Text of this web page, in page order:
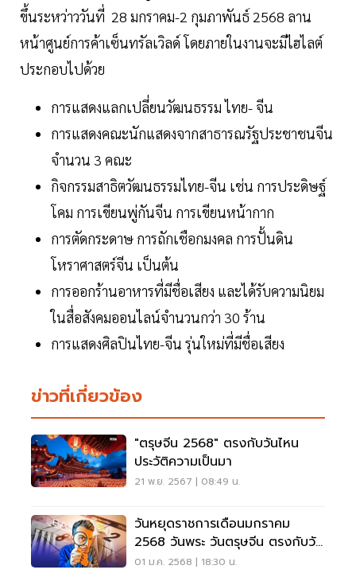
ขึ้นระหว่าววันที่ 28 มกราคม-2 กุมภาพันธ์ 2568 ลาน
หน้าศูนย์การค้าเซ็นทรัลเวิลด์ โดยภายในงานจะมีไฮไลต์
ประกอบไปด้วย
การแสดงแลกเปลี่ยนวัฒนธรรม ไทย- จีน
การแสดงคณะนักแสดงจากสาธารณรัฐประชาชนจีน
จำนวน 3 คณะ
กิจกรรมสาธิตวัฒนธรรมไทย-จีน เช่น การประดิษฐ์
โคม การเขียนพู่กันจีน การเขียนหน้ากาก
การตัดกระดาษ การถักเชือกมงคล การปั้นดิน
โหราศาสตร์จีน เป็นต้น
การออกร้านอาหารที่มีชื่อเสียง และได้รับความนิยม
ในสื่อสังคมออนไลน์จำนวนกว่า 30 ร้าน
การแสดงศิลปินไทย-จีน รุ่นใหม่ที่มีชื่อเสียง
ข่าวที่เกี่ยวข้อง
"ตรุษจีน 2568" ตรงกับวันไหน
ประวัติความเป็นมา
21 พ.ย. 2567 | 08:49 น.
วันหยุดราชการเดือนมกราคม
2568 วันพระ วันตรุษจีน ตรงกับวัน
ไหน เช็คเลย
01 ม.ค. 2568 | 18:30 น.